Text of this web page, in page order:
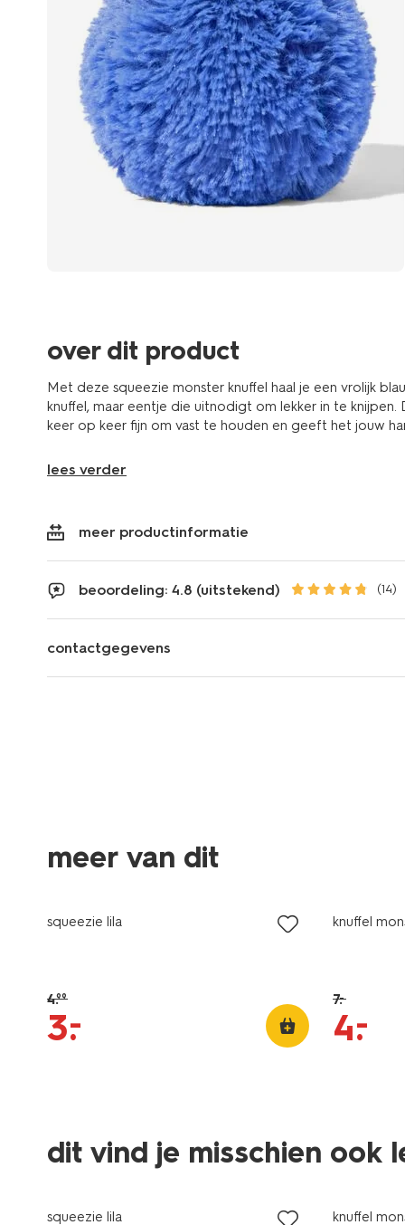
over dit product
Met deze squeezie monster knuffel haal je een vrolijk
knuffel, maar eentje die uitnodigt om lekker in te
keer op keer fijn om vast te houden en geeft het jouw
lees verder
meer productinformatie
beoordeling: 4.8 (uitstekend) (14)
contactgegevens
meer van dit
squeezie lila
4.99
3.
–
knuffel
7.–
4.
–
dit vind je misschien ook
squeezie lila knuffel